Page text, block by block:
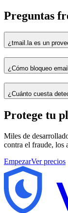
Preguntas
¿tmail.la es un
¿Cómo bloqueo
¿Cuánto cuesta
Protege tu
Miles de
contra el fraude, los
EmpezarVer precios